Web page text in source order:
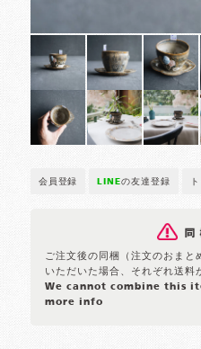
会員登録 LINEの友達登録
ご注文後の同梱（注文のおまと
いただいた場合、それぞれ送料
We cannot combine this
more info